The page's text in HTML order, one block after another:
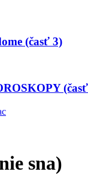
(časť 3)
sna)